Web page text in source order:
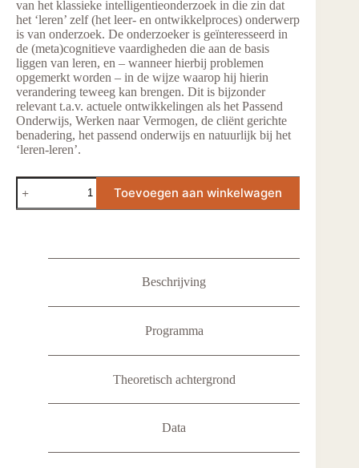
van het klassieke intelligentieonderzoek in die zin dat
het ‘leren’ zelf (het leer- en ontwikkelproces) onderwerp
is van onderzoek. De onderzoeker is geïnteresseerd in
de (meta)cognitieve vaardigheden die aan de basis
liggen van leren, en – wanneer hierbij problemen
opgemerkt worden – in de wijze waarop hij hierin
verandering teweeg kan brengen. Dit is bijzonder
relevant t.a.v. actuele ontwikkelingen als het Passend
Onderwijs, Werken naar Vermogen, de cliënt gerichte
benadering, het passend onderwijs en natuurlijk bij het
‘leren-leren’.
Dynamic
assessment
-
Toevoegen aan winkelwagen
Beschrijving
Programma
Theoretisch achtergrond
Data